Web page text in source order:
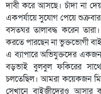
দাবী করে আসছে। চাঁদা না
একপর্যায়ে সুযোগ পেয়ে
বসতঘর তালাবদ্ধ করেন
করতে পারছেন না ভুক্তভোগী
এ ব্যাপারে অভিযুক্তদের
বড়ভাই বুলবুল ফকিরের
চলতেছিল। আমরা কয়েকজন
সেখানে বাইজীদেরও আসার